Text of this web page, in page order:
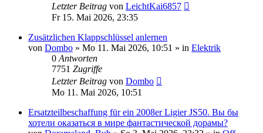
Letzter Beitrag von LeichtKai6857
Fr 15. Mai 2026, 23:35
Zusätzlichen Klappschlüssel anlernen
von Dombo » Mo 11. Mai 2026, 10:51 » in Elektrik
0Antworten
7751 Zugriffe
Letzter Beitrag von Dombo
Mo 11. Mai 2026, 10:51
Ersatzteilbeschaffung für ein 2008er Ligier JS50. Вы бы
хотели оказаться в мире фантастической дорамы?